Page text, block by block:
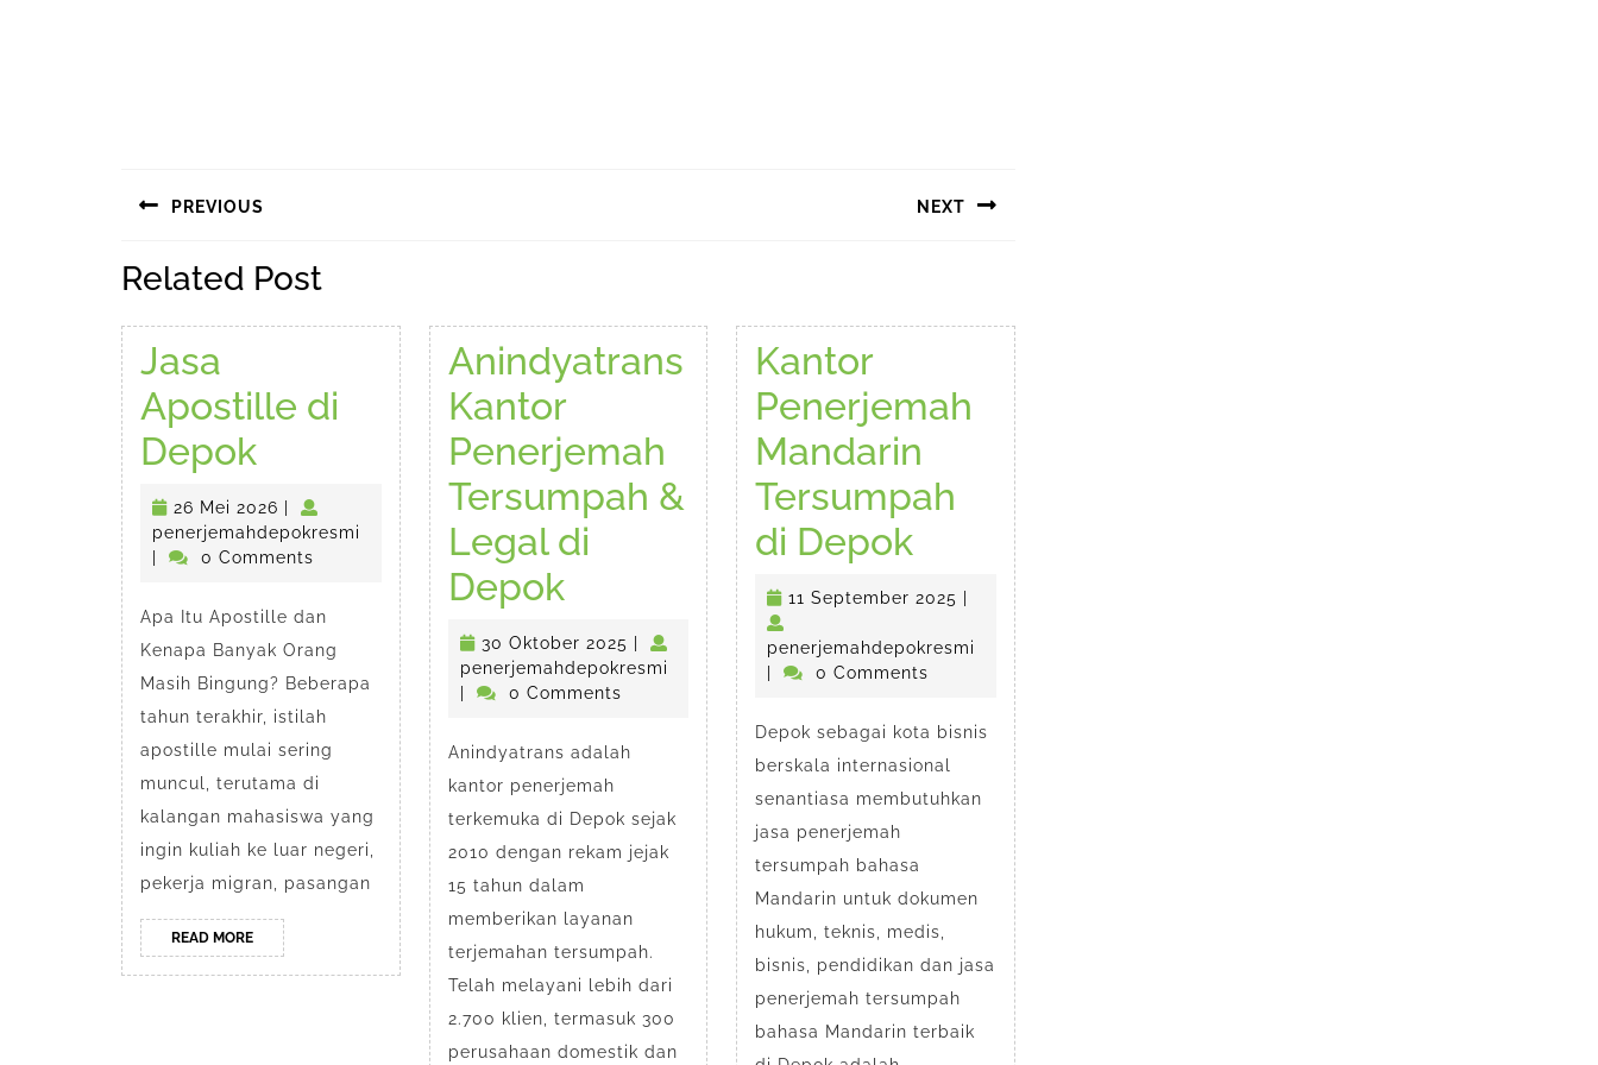
posPREVIOUS
post:
NEXT
Related Post
Jasa
Apostille di
DepokJasa
Apostille
di
26 Mei 2026 26
Mei
2026
|
penerjemahdepokresmi penerjemahdepokresmi
|
0 Comments
Apa Itu Apostille dan
Kenapa Banyak Orang
Masih Bingung? Beberapa
tahun terakhir, istilah
apostille mulai sering
muncul, terutama di
kalangan mahasiswa yang
ingin kuliah ke luar negeri,
pekerja migran, pasangan
READ MOREREAD
MORE
Anindyatrans
Kantor
Penerjemah
Tersumpah &
Legal di
DepokAnindyatrans
Kantor
Penerjemah
Tersumpah
&
Legal
di
Depok
30 Oktober 2025 30
Oktober
|
penerjemahdepokresmi penerjemahdepokresmi
|
0 Comments
Anindyatrans adalah
kantor penerjemah
terkemuka di Depok sejak
2010 dengan rekam jejak
15 tahun dalam
memberikan layanan
terjemahan tersumpah.
Telah melayani lebih dari
2.700 klien, termasuk 300
perusahaan domestik dan
Kantor
Penerjemah
Mandarin
Tersumpah
di DepokKantor
Penerjemah
Mandarin
Tersumpah
di
Depok
11 September 2025 11
September
2025
|
penerjemahdepokresmi penerjemahdepokresmi
|
0 Comments
Depok sebagai kota bisnis
berskala internasional
senantiasa membutuhkan
jasa penerjemah
tersumpah bahasa
Mandarin untuk dokumen
hukum, teknis, medis,
bisnis, pendidikan dan jasa
penerjemah tersumpah
bahasa Mandarin terbaik